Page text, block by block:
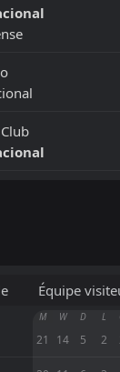
Équipe
M W D L
21 14 5 2